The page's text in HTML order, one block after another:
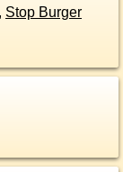
, Stop Burger